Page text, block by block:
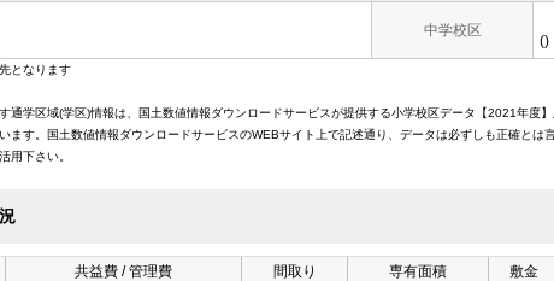
中学校区
()
となります
通学区域(学区)情報は、国土数値情報ダウンロードサービスが提供する小学校区データ【2021年度
ます。国土数値情報ダウンロードサービスのWEBサイト上で記述通り、データは必ずしも正確と
用下さい。
共益費 / 管理費 間取り 専有面積 敷金